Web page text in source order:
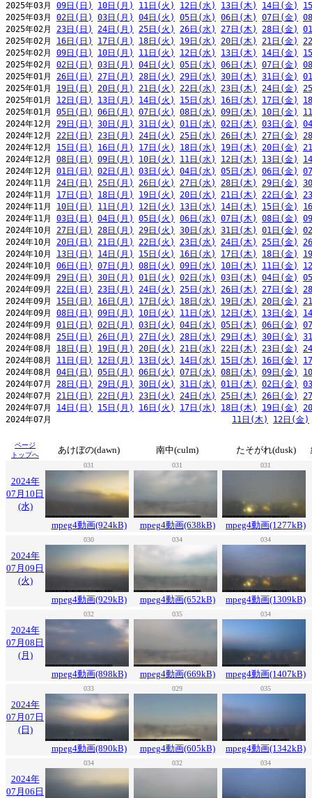
2025年03月 09日(日) 10日(月) 11日(火) 12日(水) 13日(木) 14日(金)
2025年03月 02日(日) 03日(月) 04日(火) 05日(水) 06日(木) 07日(金)
2025年02月 23日(日) 24日(月) 25日(火) 26日(水) 27日(木) 28日(金)
2025年02月 16日(日) 17日(月) 18日(火) 19日(水) 20日(木) 21日(金)
2025年02月 09日(日) 10日(月) 11日(火) 12日(水) 13日(木) 14日(金)
2025年02月 02日(日) 03日(月) 04日(火) 05日(水) 06日(木) 07日(金)
2025年01月 26日(日) 27日(月) 28日(火) 29日(水) 30日(木) 31日(金)
2025年01月 19日(日) 20日(月) 21日(火) 22日(水) 23日(木) 24日(金)
2025年01月 12日(日) 13日(月) 14日(火) 15日(水) 16日(木) 17日(金)
2025年01月 05日(日) 06日(月) 07日(火) 08日(水) 09日(木) 10日(金)
2024年12月 29日(日) 30日(月) 31日(火) 01日(水) 02日(木) 03日(金)
2024年12月 22日(日) 23日(月) 24日(火) 25日(水) 26日(木) 27日(金)
2024年12月 15日(日) 16日(月) 17日(火) 18日(水) 19日(木) 20日(金)
2024年12月 08日(日) 09日(月) 10日(火) 11日(水) 12日(木) 13日(金)
2024年12月 01日(日) 02日(月) 03日(火) 04日(水) 05日(木) 06日(金)
2024年11月 24日(日) 25日(月) 26日(火) 27日(水) 28日(木) 29日(金)
2024年11月 17日(日) 18日(月) 19日(火) 20日(水) 21日(木) 22日(金)
2024年11月 10日(日) 11日(月) 12日(火) 13日(水) 14日(木) 15日(金)
2024年11月 03日(日) 04日(月) 05日(火) 06日(水) 07日(木) 08日(金)
2024年10月 27日(日) 28日(月) 29日(火) 30日(水) 31日(木) 01日(金)
2024年10月 20日(日) 21日(月) 22日(火) 23日(水) 24日(木) 25日(金)
2024年10月 13日(日) 14日(月) 15日(火) 16日(水) 17日(木) 18日(金)
2024年10月 06日(日) 07日(月) 08日(火) 09日(水) 10日(木) 11日(金)
2024年09月 29日(日) 30日(月) 01日(火) 02日(水) 03日(木) 04日(金)
2024年09月 22日(日) 23日(月) 24日(火) 25日(水) 26日(木) 27日(金)
2024年09月 15日(日) 16日(月) 17日(火) 18日(水) 19日(木) 20日(金)
2024年09月 08日(日) 09日(月) 10日(火) 11日(水) 12日(木) 13日(金)
2024年09月 01日(日) 02日(月) 03日(火) 04日(水) 05日(木) 06日(金)
2024年08月 25日(日) 26日(月) 27日(火) 28日(水) 29日(木) 30日(金)
2024年08月 18日(日) 19日(月) 20日(火) 21日(水) 22日(木) 23日(金)
2024年08月 11日(日) 12日(月) 13日(火) 14日(水) 15日(木) 16日(金)
2024年08月 04日(日) 05日(月) 06日(火) 07日(水) 08日(木) 09日(金)
2024年07月 28日(日) 29日(月) 30日(火) 31日(水) 01日(木) 02日(金)
2024年07月 21日(日) 22日(月) 23日(火) 24日(水) 25日(木) 26日(金)
2024年07月 14日(日) 15日(月) 16日(火) 17日(水) 18日(木) 19日(金)
2024年07月 11日(木) 12日(金)
ページ
トップへ
あけぼの(dawn) 南中(culm) たそがれ(dusk)
031 031 031
2024年
07月10日
(水)
mpeg4動画(924kB)
mpeg4動画(638kB) mpeg4動画(1277kB)
030 034 034
2024年
07月09日
(火)
mpeg4動画(929kB)
mpeg4動画(652kB) mpeg4動画(1309kB)
032 035 034
2024年
07月08日
(月)
mpeg4動画(898kB)
mpeg4動画(669kB) mpeg4動画(1407kB)
033 029 035
2024年
07月07日
(日)
mpeg4動画(890kB)
mpeg4動画(605kB) mpeg4動画(1342kB)
034 032 034
2024年
07月06日